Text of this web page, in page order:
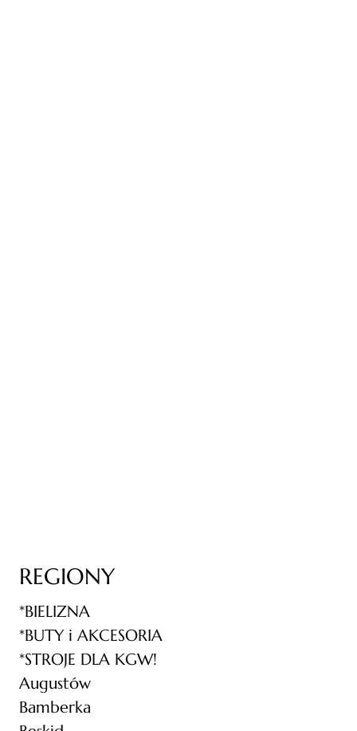
REGIONY
*BIELIZNA
*BUTY i AKCESORIA
*STROJE DLA KGW!
Augustów
Bamberka